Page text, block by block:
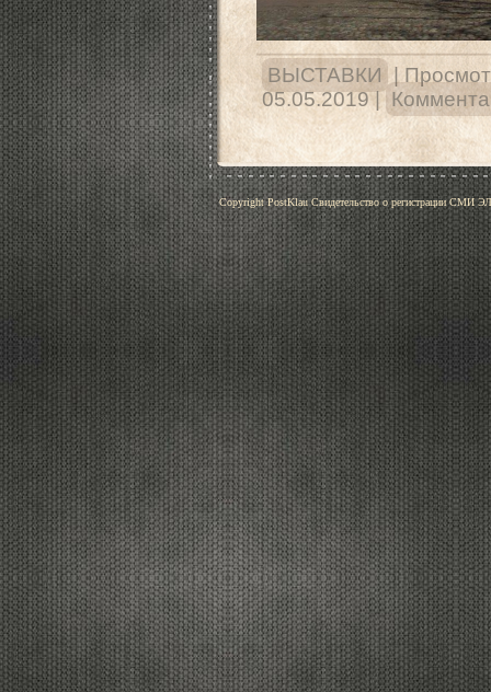
ВЫСТАВКИ |
05.05.2019 |
Copyright PostKlau Свидетельство о регистрации СМИ